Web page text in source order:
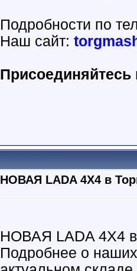
Подробности по
Наш сайт:
Присоединяйтесь
НОВАЯ LADA 4X4 в
НОВАЯ LADA 4X4
Подробнее о